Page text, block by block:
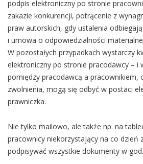
podpis elektroniczny po stronie
zakazie konkurencji, potrącenie z
praw autorskich, gdy ustalenia
i umowa o odpowiedzialności
W pozostałych przypadkach wystarczy
elektroniczny po stronie pracodawcy – i
pomiędzy pracodawcą a pracownikiem,
zwolnienia, mogą się odbyć w postaci
prawniczka.
Nie tylko mailowo, ale także np. na
pracownicy niekorzystający na co dzień
podpisywać wszystkie dokumenty w